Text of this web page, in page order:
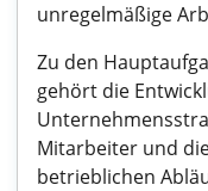
unregelmäßige
Zu den
gehört die
Mitarbeiter und
betrieblichen